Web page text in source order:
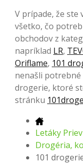
V prípade, že ste
všetko, čo
obchodov z
napríklad LR,
Oriflame, 101
nenašli potrebné
drogerie, ktoré
stránku
Letáky
Drogéria,
101